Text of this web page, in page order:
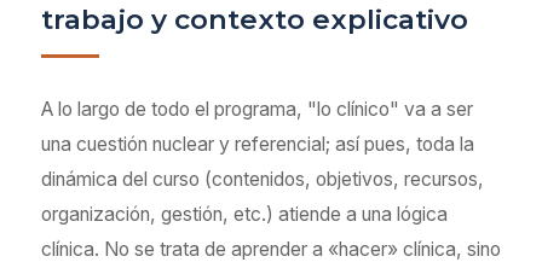
trabajo y contexto explicativo
A lo largo de todo el programa, "lo clínico" va a ser
una cuestión nuclear y referencial; así pues, toda la
dinámica del curso (contenidos, objetivos, recursos,
organización, gestión, etc.) atiende a una lógica
clínica. No se trata de aprender a «hacer» clínica, sino